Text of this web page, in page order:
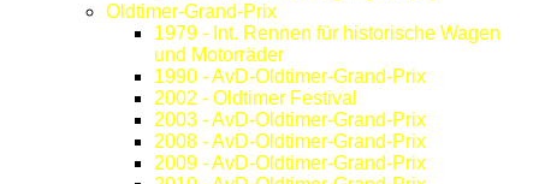
Oldtimer-Grand-Prix
1979 - Int. Rennen für historische Wagen
und Motorräder
1990 - AvD-Oldtimer-Grand-Prix
2002 - Oldtimer Festival
2003 - AvD-Oldtimer-Grand-Prix
2008 - AvD-Oldtimer-Grand-Prix
2009 - AvD-Oldtimer-Grand-Prix